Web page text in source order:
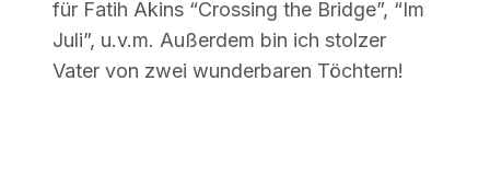
für Fatih Akins “Crossing the Bridge”, “Im
Juli”, u.v.m. Außerdem bin ich stolzer
Vater von zwei wunderbaren Töchtern!